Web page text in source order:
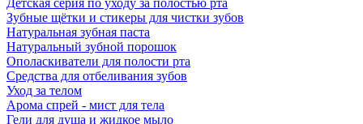
Детская серия по уходу за полостью рта
Зубные щётки и стикеры для чистки зубов
Натуральная зубная паста
Натуральный зубной порошок
Ополаскиватели для полости рта
Средства для отбеливания зубов
Уход за телом
Арома спрей - мист для тела
Гели для душа и жидкое мыло